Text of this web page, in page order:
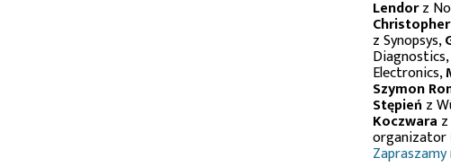
Lendorz
z Synopsys,
Diagnostics,
Electronics,
Szymon
Stępień z
Koczwara
organizator